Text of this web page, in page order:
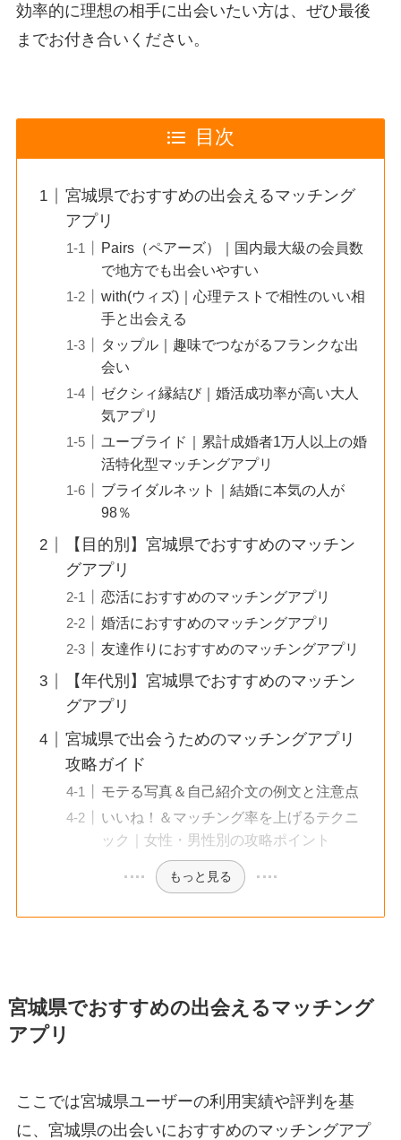
効率的に理想の相手に出会いたい方は、ぜひ最後
までお付き合いください。
目次
宮城県でおすすめの出会えるマッチング
アプリ
Pairs（ペアーズ）｜国内最大級の会員数
で地方でも出会いやすい
with(ウィズ)｜心理テストで相性のいい相
手と出会える
タップル｜趣味でつながるフランクな出
会い
ゼクシィ縁結び｜婚活成功率が高い大人
気アプリ
ユーブライド｜累計成婚者1万人以上の婚
活特化型マッチングアプリ
ブライダルネット｜結婚に本気の人が
98％
【目的別】宮城県でおすすめのマッチン
グアプリ
恋活におすすめのマッチングアプリ
婚活におすすめのマッチングアプリ
友達作りにおすすめのマッチングアプリ
【年代別】宮城県でおすすめのマッチン
グアプリ
宮城県で出会うためのマッチングアプリ
攻略ガイド
モテる写真＆自己紹介文の例文と注意点
いいね！＆マッチング率を上げるテクニ
ック｜女性・男性別の攻略ポイント
もっと見る
宮城県でおすすめの出会えるマッチング
アプリ
ここでは宮城県ユーザーの利用実績や評判を基
に、宮城県の出会いにおすすめのマッチングアプ